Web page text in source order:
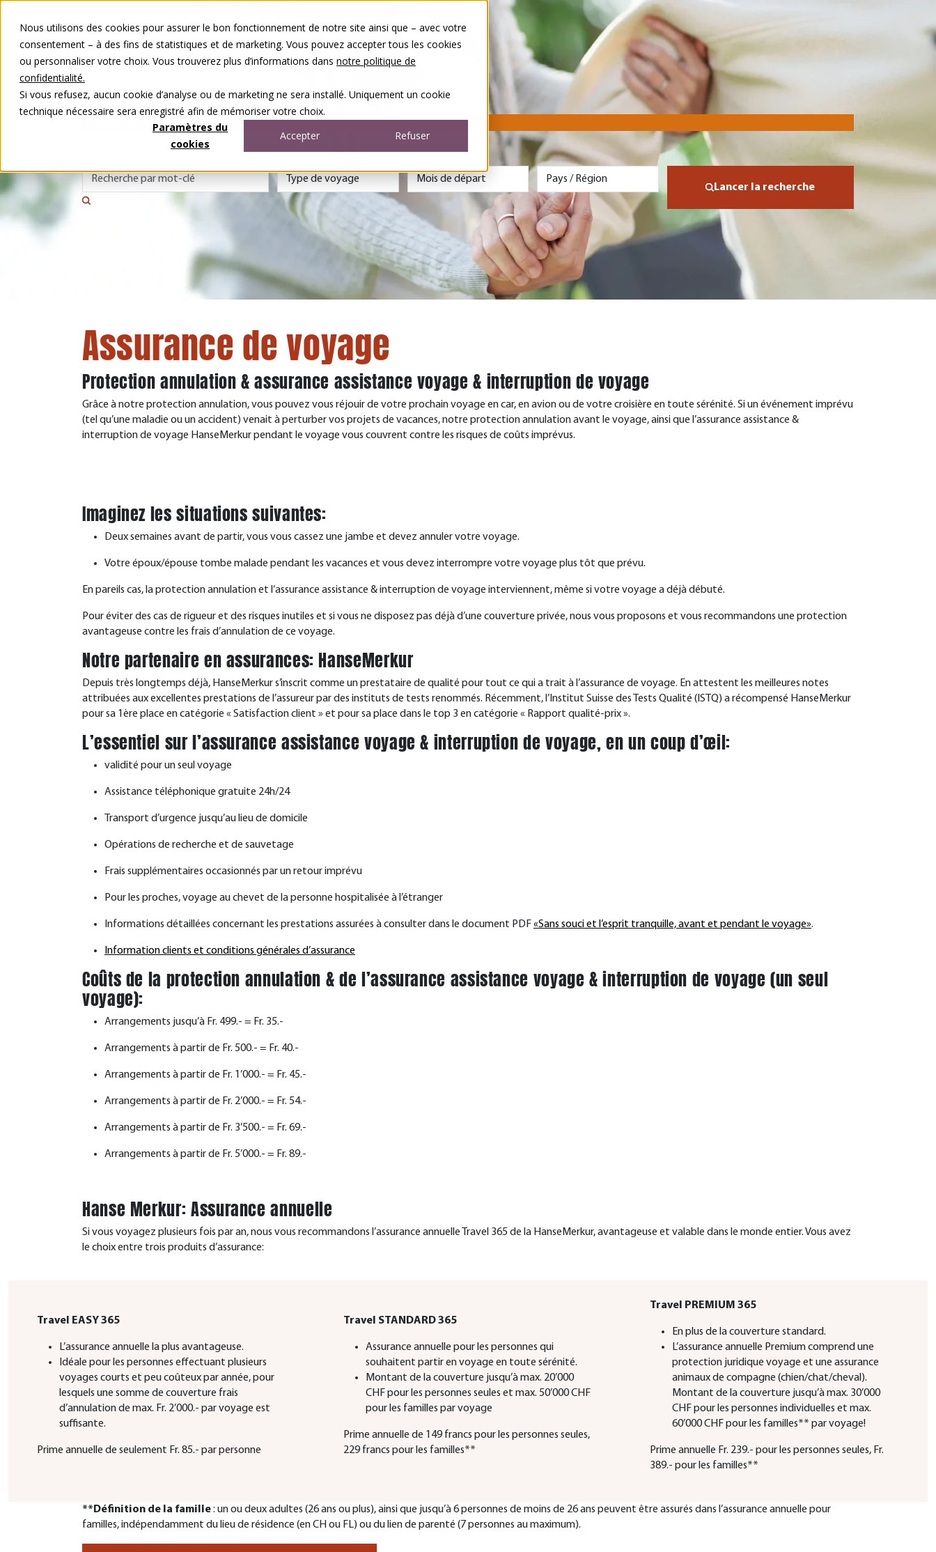
Nous utilisons des cookies pour assurer le bon fonctionnement de notre site ainsi que – avec votre
consentement – à des fins de statistiques et de marketing. Vous pouvez accepter tous les cookies
ou personnaliser votre choix. Vous trouverez plus d’informations dans notre politique de
confidentialité.
Si vous refusez, aucun cookie d’analyse ou de marketing ne sera installé. Uniquement un cookie
technique nécessaire sera enregistré afin de mémoriser votre choix.
Paramètres du
cookies
Accepter Refuser
Nos voyages
Autour du voyage
A notre sujet
Concours
FR
Lancer la recherche
Assurance de voyage
Protection annulation & assurance assistance voyage & interruption de voyage
Grâce à notre protection annulation, vous pouvez vous réjouir de votre prochain voyage en car, en avion ou de votre croisière en toute sérénité. Si un événement imprévu
(tel qu’une maladie ou un accident) venait à perturber vos projets de vacances, notre protection annulation avant le voyage, ainsi que l’assurance assistance &
interruption de voyage HanseMerkur pendant le voyage vous couvrent contre les risques de coûts imprévus.
Imaginez les situations suivantes:
Deux semaines avant de partir, vous vous cassez une jambe et devez annuler votre voyage.
Votre époux/épouse tombe malade pendant les vacances et vous devez interrompre votre voyage plus tôt que prévu.
En pareils cas, la protection annulation et l’assurance assistance & interruption de voyage interviennent, même si votre voyage a déjà débuté.
Pour éviter des cas de rigueur et des risques inutiles et si vous ne disposez pas déjà d’une couverture privée, nous vous proposons et vous recommandons une protection
avantageuse contre les frais d’annulation de ce voyage.
Notre partenaire en assurances: HanseMerkur
Depuis très longtemps déjà, HanseMerkur s’inscrit comme un prestataire de qualité pour tout ce qui a trait à l’assurance de voyage. En attestent les meilleures notes
attribuées aux excellentes prestations de l’assureur par des instituts de tests renommés. Récemment, l’Institut Suisse des Tests Qualité (ISTQ) a récompensé HanseMerkur
pour sa 1ère place en catégorie « Satisfaction client » et pour sa place dans le top 3 en catégorie « Rapport qualité-prix ».
L’essentiel sur l’assurance assistance voyage & interruption de voyage, en un coup d’œil:
validité pour un seul voyage
Assistance téléphonique gratuite 24h/24
Transport d’urgence jusqu’au lieu de domicile
Opérations de recherche et de sauvetage
Frais supplémentaires occasionnés par un retour imprévu
Pour les proches, voyage au chevet de la personne hospitalisée à l’étranger
Informations détaillées concernant les prestations assurées à consulter dans le document PDF«Sans souci et l’esprit tranquille, avant et pendant le voyage».
Information clients et conditions générales d’assurance
Coûts de la protection annulation & de l’assurance assistance voyage & interruption de voyage (un seul
voyage):
Arrangements jusqu’à Fr. 499.- = Fr. 35.-
Arrangements à partir de Fr. 500.- = Fr. 40.-
Arrangements à partir de Fr. 1’000.- = Fr. 45.-
Arrangements à partir de Fr. 2’000.- = Fr. 54.-
Arrangements à partir de Fr. 3’500.- = Fr. 69.-
Arrangements à partir de Fr. 5’000.- = Fr. 89.-
Hanse Merkur: Assurance annuelle
Si vous voyagez plusieurs fois par an, nous vous recommandons l’assurance annuelle Travel 365 de la HanseMerkur, avantageuse et valable dans le monde entier. Vous avez
le choix entre trois produits d’assurance:
Travel EASY 365
L’assurance annuelle la plus avantageuse.
Idéale pour les personnes effectuant plusieurs
voyages courts et peu coûteux par année, pour
lesquels une somme de couverture frais
d’annulation de max. Fr. 2’000.- par voyage est
suffisante.
Prime annuelle de seulement Fr. 85.- par personne
Travel STANDARD 365
Assurance annuelle pour les personnes qui
souhaitent partir en voyage en toute sérénité.
Montant de la couverture jusqu’à max. 20’000
CHF pour les personnes seules et max. 50’000 CHF
pour les familles par voyage
Prime annuelle de 149 francs pour les personnes seules,
229 francs pour les familles**
Travel PREMIUM 365
En plus de la couverture standard.
L’assurance annuelle Premium comprend une
protection juridique voyage et une assurance
animaux de compagne (chien/chat/cheval).
Montant de la couverture jusqu’à max. 30’000
CHF pour les personnes individuelles et max.
60’000 CHF pour les familles** par voyage!
Prime annuelle Fr. 239.- pour les personnes seules, Fr.
389.- pour les familles**
**Définition de la famille: un ou deux adultes (26 ans ou plus), ainsi que jusqu’à 6 personnes de moins de 26 ans peuvent être assurés dans l’assurance annuelle pour
familles, indépendamment du lieu de résidence (en CH ou FL) ou du lien de parenté (7 personnes au maximum).